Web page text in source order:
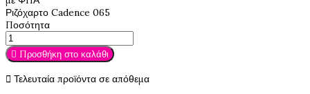
Ριζόχαρτο Cadence 065
Ποσότητα
 Προσθήκη στο καλάθι
 Τελευταία προϊόντα σε απόθεμα